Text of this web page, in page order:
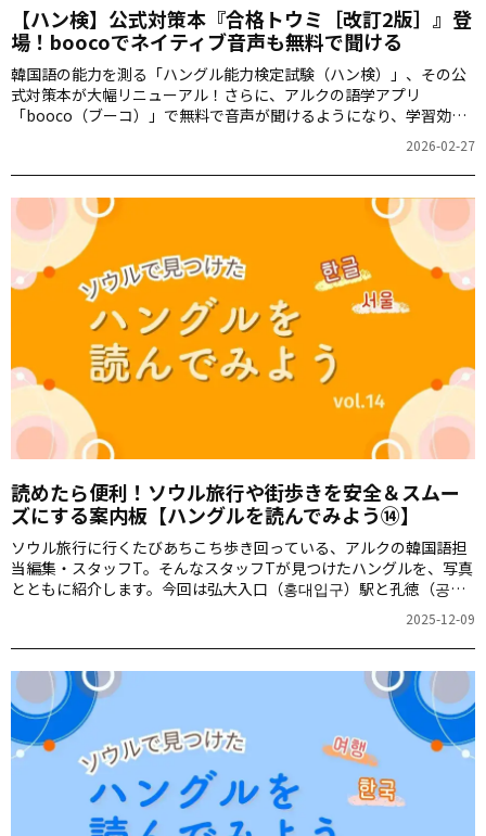
【ハン検】公式対策本『合格トウミ［改訂2版］』登
場！boocoでネイティブ音声も無料で聞ける
韓国語の能力を測る「ハングル能力検定試験（ハン検）」、その公
式対策本が大幅リニューアル！さらに、アルクの語学アプリ
「booco（ブーコ）」で無料で音声が聞けるようになり、学習効率
2026-02-27
読めたら便利！ソウル旅行や街歩きを安全＆スムー
ズにする案内板【ハングルを読んでみよう⑭】
ソウル旅行に行くたびあちこち歩き回っている、アルクの韓国語担
当編集・スタッフT。そんなスタッフTが見つけたハングルを、写真
とともに紹介します。今回は弘大入口（홍대입구）駅と孔徳（공
2025-12-09